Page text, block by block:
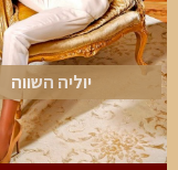
יוליה השווה